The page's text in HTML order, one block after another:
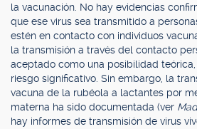
la vacunación. No hay evidencias
que ese virus sea transmitido a
estén en contacto con individuos
la transmisión a través del contacto
aceptado como una posibilidad
riesgo significativo. Sin embargo, la
vacuna de la rubéola a lactantes por
materna ha sido documentada (ver
hay informes de transmisión de virus